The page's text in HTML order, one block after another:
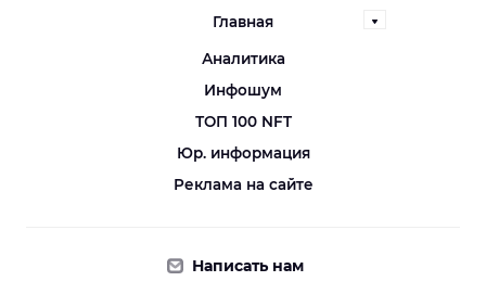
Главная
Аналитика
Инфошум
ТОП 100 NFT
Юр. информация
Реклама на сайте
Написать нам